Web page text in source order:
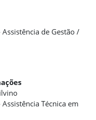
Assistência de Gestão /
Técnica em